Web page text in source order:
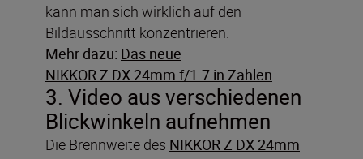
kann man sich wirklich auf den
Bildausschnitt konzentrieren.
Mehr dazu: Das neue
NIKKOR Z DX 24mm f/1.7 in Zahlen
3. Video aus verschiedenen
Blickwinkeln aufnehmen
Die Brennweite des NIKKOR Z DX 24mm